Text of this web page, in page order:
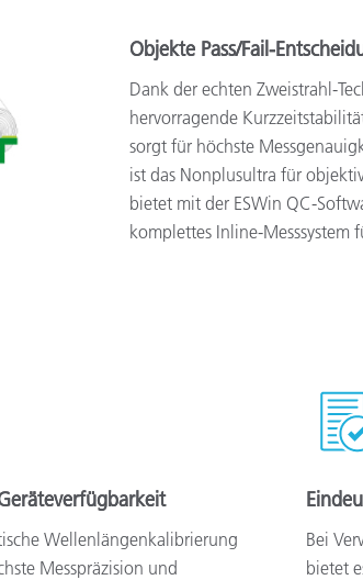
Objekte Pass/Fail-
Dank der echten Zweistrahl-
hervorragende
sorgt für höchste
ist das Nonplusultra für
bietet mit der ESWin QC-
komplettes Inline-Messsystem
Wellenlängenkalibrierung
Messpräzision und
Bei
bietet